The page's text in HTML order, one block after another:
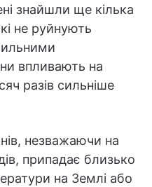
знайшли ще кілька
не руйнують
впливають на
разів сильніше
незважаючи на
припадає близько
на Землі або